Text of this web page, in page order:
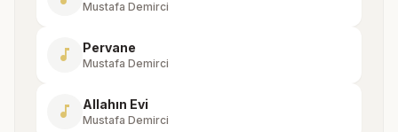
Mustafa Demirci
music_note Pervane
Mustafa Demirci
music_note Allahın Evi
Mustafa Demirci